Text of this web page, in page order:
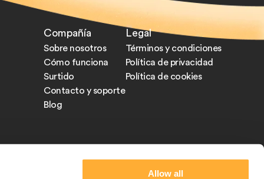
Allow all
Compañía
Sobre nosotros
Cómo funciona
Surtido
Contacto y soporte
Blog
Legal
Términos y condiciones
Política de privacidad
Política de cookies